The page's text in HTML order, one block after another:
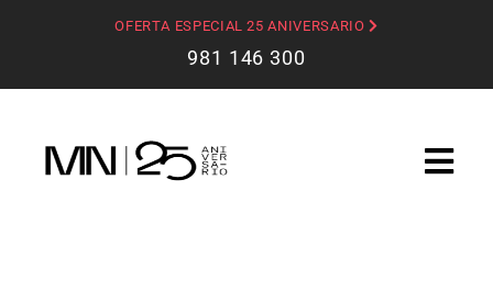
OFERTA ESPECIAL 25 ANIVERSARIO
981 146 300